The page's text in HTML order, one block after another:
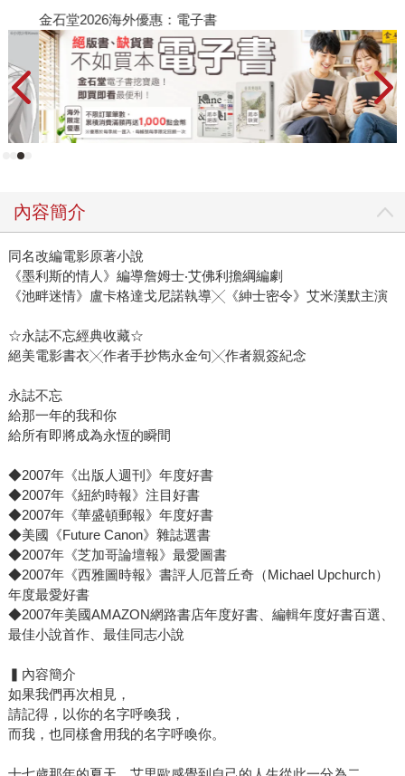
金石堂2026海外優惠：電子書
新
內容簡介
同名改編電影原著小說
《墨利斯的情人》編導詹姆士‧艾佛利擔綱編劇
《池畔迷情》盧卡格達戈尼諾執導╳《紳士密令》艾米漢默主演
☆永誌不忘經典收藏☆
絕美電影書衣╳作者手抄雋永金句╳作者親簽紀念
永誌不忘
給那一年的我和你
給所有即將成為永恆的瞬間
◆2007年《出版人週刊》年度好書
◆2007年《紐約時報》注目好書
◆2007年《華盛頓郵報》年度好書
◆美國《Future Canon》雜誌選書
◆2007年《芝加哥論壇報》最愛圖書
◆2007年《西雅圖時報》書評人厄普丘奇（Michael Upchurch）
年度最愛好書
◆2007年美國AMAZON網路書店年度好書、編輯年度好書百選、
最佳小說首作、最佳同志小說
▍內容簡介
如果我們再次相見，
請記得，以你的名字呼喚我，
而我，也同樣會用我的名字呼喚你。